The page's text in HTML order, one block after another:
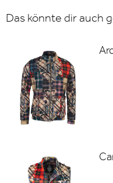
Das könnte dir auch